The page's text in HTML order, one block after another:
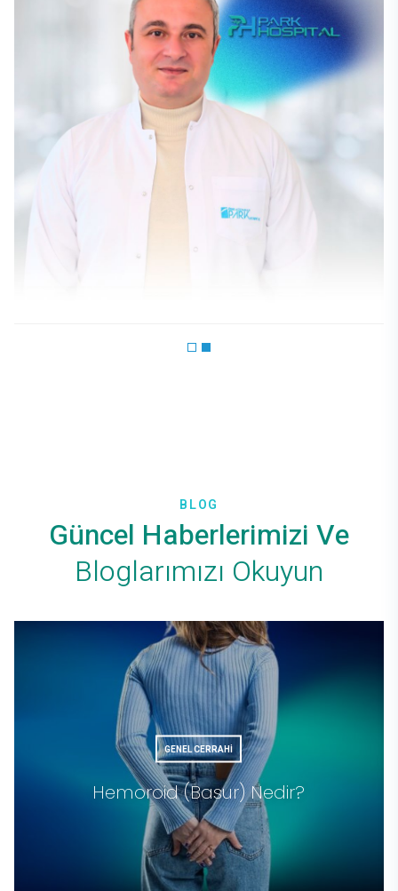
Op. Dr. Yusuf Ziya Cerrahoğlu
BLOG
Güncel Haberlerimizi Ve
Bloglarımızı Okuyun
GENEL CERRAHI
Hemoroid (Basur) Nedir?